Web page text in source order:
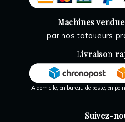
Machines
par nos tatoueurs
Livraison
A domicile, en bureau de poste, en
Suivez-